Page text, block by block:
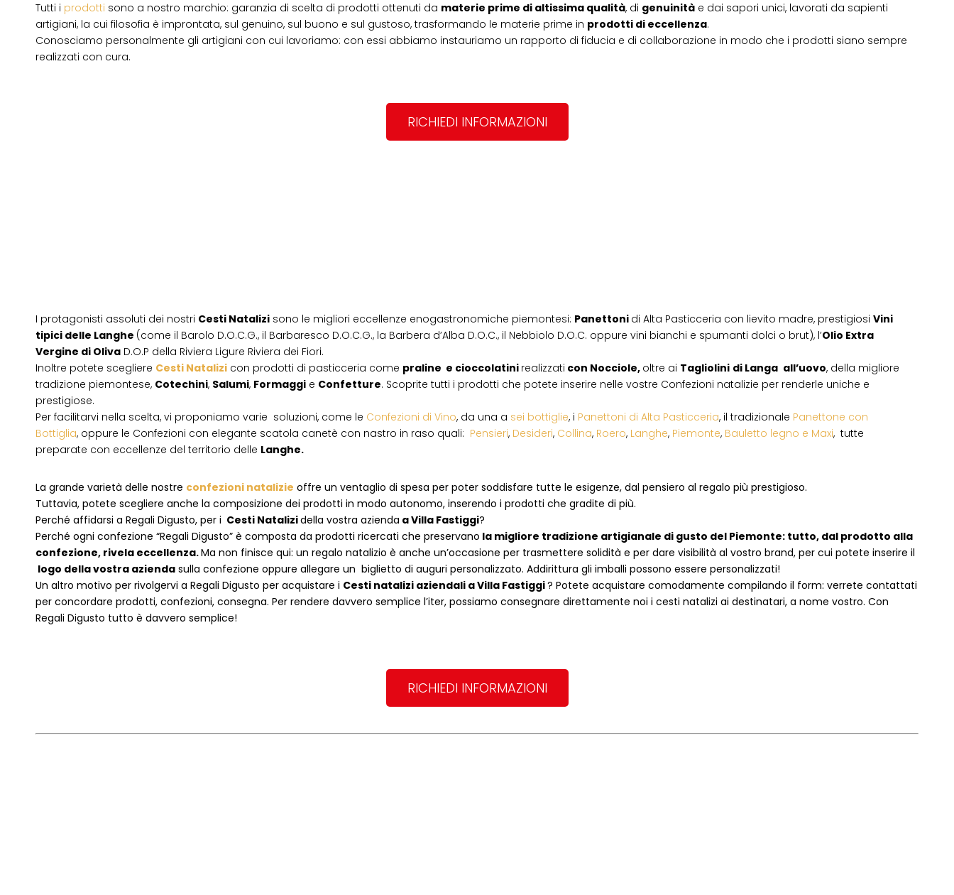
Tutti i prodotti sono a nostro marchio: garanzia di scelta di prodotti ottenuti da materie prime di altissima qualità, di genuinità e dai sapori unici, lavorati da sapienti
artigiani, la cui filosofia è improntata, sul genuino, sul buono e sul gustoso, trasformando le materie prime in prodotti di eccellenza.
Conosciamo personalmente gli artigiani con cui lavoriamo: con essi abbiamo instauriamo un rapporto di fiducia e di collaborazione in modo che i prodotti siano sempre
realizzati con cura.
RICHIEDI INFORMAZIONI
I protagonisti assoluti dei nostri Cesti Natalizi sono le migliori eccellenze enogastronomiche piemontesi: Panettoni di Alta Pasticceria con lievito madre, prestigiosi Vini
tipici delle Langhe (come il Barolo D.O.C.G., il Barbaresco D.O.C.G., la Barbera d’Alba D.O.C., il Nebbiolo D.O.C. oppure vini bianchi e spumanti dolci o brut), l’Olio Extra
Vergine di Oliva D.O.P della Riviera Ligure Riviera dei Fiori.
Inoltre potete scegliere Cesti Natalizi con prodotti di pasticceria come praline e cioccolatini realizzati con Nocciole, oltre ai Tagliolini di Langa all’uovo, della migliore
tradizione piemontese, Cotechini, Salumi, Formaggi e Confetture. Scoprite tutti i prodotti che potete inserire nelle vostre Confezioni natalizie per renderle uniche e
prestigiose.
Per facilitarvi nella scelta, vi proponiamo varie soluzioni, come le Confezioni di Vino, da una a sei bottiglie, i Panettoni di Alta Pasticceria, il tradizionale Panettone con
Bottiglia, oppure le Confezioni con elegante scatola canetè con nastro in raso quali: Pensieri, Desideri, Collina, Roero, Langhe, Piemonte, Bauletto legno e Maxi, tutte
preparate con eccellenze del territorio delle Langhe.
La grande varietà delle nostre confezioni natalizie offre un ventaglio di spesa per poter soddisfare tutte le esigenze, dal pensiero al regalo più prestigioso.
Tuttavia, potete scegliere anche la composizione dei prodotti in modo autonomo, inserendo i prodotti che gradite di più.
Perché affidarsi a Regali Digusto, per i Cesti Natalizidella vostra azienda aVilla Fastiggi?
Perché ogni confezione “Regali Digusto” è composta da prodotti ricercati che preservano la migliore tradizione artigianale di gusto del Piemonte: tutto, dal prodotto alla
confezione, rivela eccellenza.Ma non finisce qui: un regalo natalizio è anche un’occasione per trasmettere solidità e per dare visibilità al vostro brand, per cui potete inserire il
logo della vostra azienda sulla confezione oppure allegare un biglietto di auguri personalizzato. Addirittura gli imballi possono essere personalizzati!
Un altro motivo per rivolgervi a Regali Digusto per acquistare i Cesti natalizi aziendali aVilla Fastiggi? Potete acquistare comodamente compilando il form: verrete contattati
per concordare prodotti, confezioni, consegna. Per rendere davvero semplice l’iter, possiamo consegnare direttamente noi i cesti natalizi ai destinatari, a nome vostro. Con
Regali Digusto tutto è davvero semplice!
RICHIEDI INFORMAZIONI